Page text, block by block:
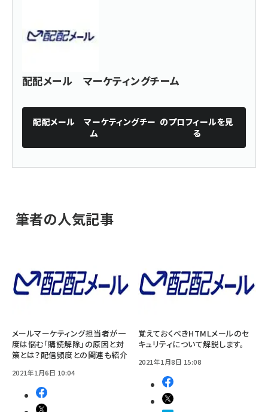
配配メール マーケティングチーム
配配メール マーケティングチー
ム
のプロフィールを見
る
筆者の人気記事
メールマーケティング担当者が一
度は悩む「購読解除」の原因と対
策とは？配信頻度との関連も紹介
2021年1月6日 10:04
覚えておくべきHTMLメールのセ
キュリティについて解説します。
2021年1月8日 15:08